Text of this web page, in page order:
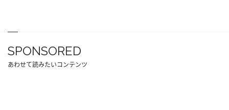
SPONSORED
あわせて読みたいコンテンツ